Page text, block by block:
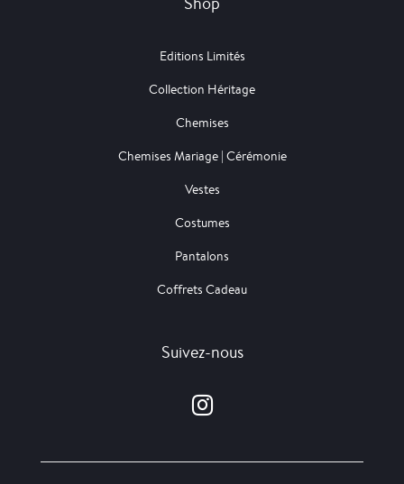
Editions Limités
Collection Héritage
Chemises
Chemises Mariage | Cérémonie
Vestes
Costumes
Pantalons
Coffrets Cadeau
Suivez-nous